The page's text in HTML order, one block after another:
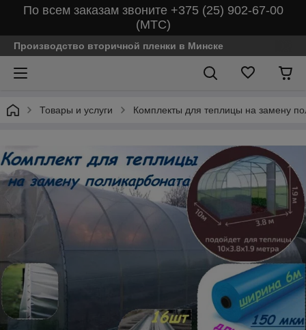
По всем заказам звоните +375 (25) 902-67-00
(МТС)
Производство вторичной пленки в Минске
Товары и услуги Комплекты для теплицы на замену